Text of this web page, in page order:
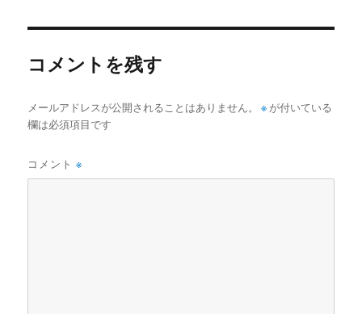
コメントを残す
メールアドレスが公開されることはありません。 ※ が付いている
欄は必須項目です
コメント※